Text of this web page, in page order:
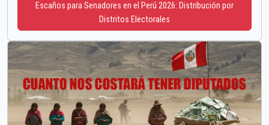
Escaños para Senadores en el Perú 2026: Distribución por
Distritos Electorales